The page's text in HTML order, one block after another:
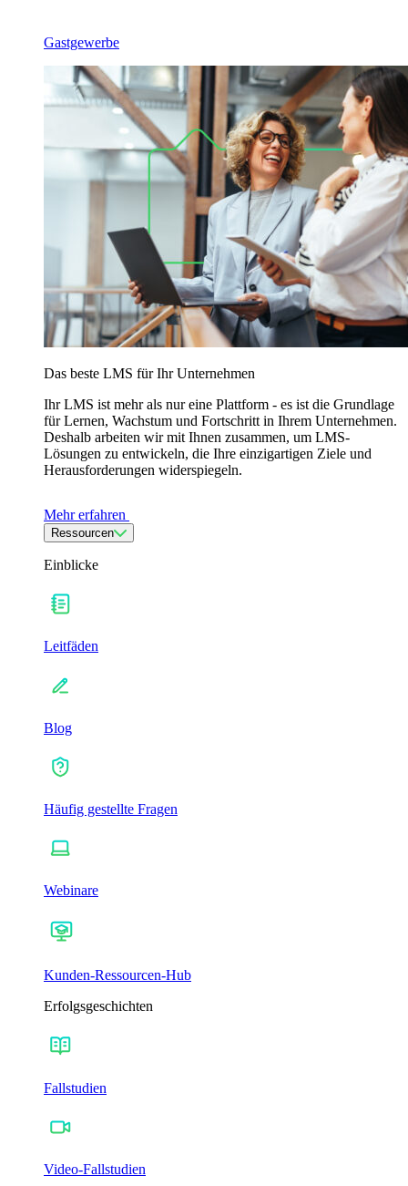
Gastgewerbe
Das beste LMS für Ihr Unternehmen
Ihr LMS ist mehr als nur eine Plattform - es ist die Grundlage
für Lernen, Wachstum und Fortschritt in Ihrem Unternehmen.
Deshalb arbeiten wir mit Ihnen zusammen, um LMS-
Lösungen zu entwickeln, die Ihre einzigartigen Ziele und
Herausforderungen widerspiegeln.
Mehr erfahren
Ressourcen
Einblicke
Leitfäden
Blog
Häufig gestellte Fragen
Webinare
Kunden-Ressourcen-Hub
Erfolgsgeschichten
Fallstudien
Video-Fallstudien